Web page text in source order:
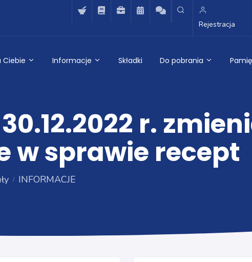
Rejestracja
Ciebie Informacje Składki Do pobrania
r.
w sprawie recept
INFORMACJE